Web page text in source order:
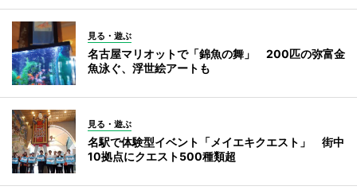
見る・遊ぶ
名古屋マリオットで「錦魚の舞」 200匹の弥富金
魚泳ぐ、浮世絵アートも
見る・遊ぶ
名駅で体験型イベント「メイエキクエスト」 街中
10拠点にクエスト500種類超